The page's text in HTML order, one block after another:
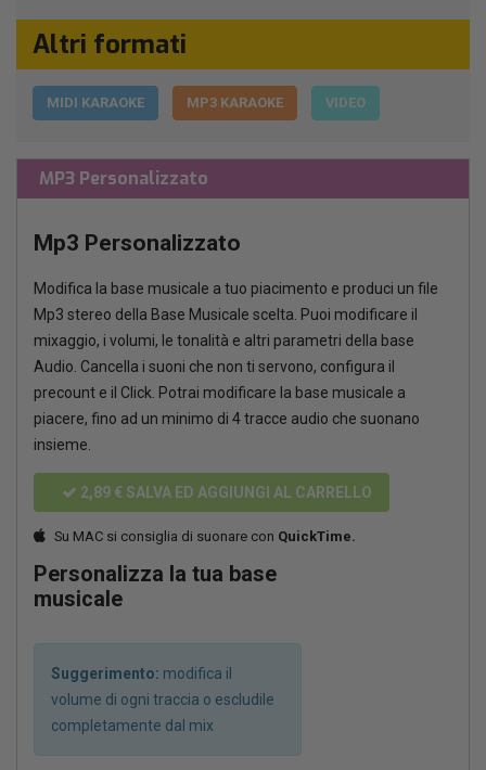
Altri formati
MIDI KARAOKE MP3 KARAOKE VIDEO
MP3 Personalizzato
Mp3 Personalizzato
Modifica la base musicale a tuo piacimento e produci un file
Mp3 stereo della Base Musicale scelta. Puoi modificare il
mixaggio, i volumi, le tonalità e altri parametri della base
Audio. Cancella i suoni che non ti servono, configura il
precount e il Click. Potrai modificare la base musicale a
piacere, fino ad un minimo di 4 tracce audio che suonano
insieme.
2,89 € SALVA ED AGGIUNGI AL CARRELLO
Su MAC si consiglia di suonare con QuickTime.
Personalizza la tua base
musicale
Suggerimento: modifica il
volume di ogni traccia o escludile
completamente dal mix